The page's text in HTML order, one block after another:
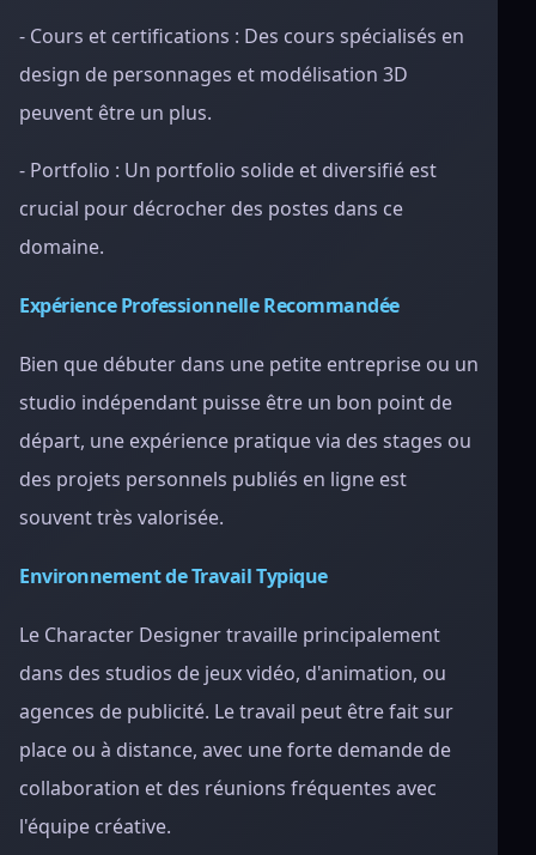
- Cours et certifications : Des cours spécialisés en
design de personnages et modélisation 3D
peuvent être un plus.
- Portfolio : Un portfolio solide et diversifié est
crucial pour décrocher des postes dans ce
domaine.
Expérience Professionnelle Recommandée
Bien que débuter dans une petite entreprise ou un
studio indépendant puisse être un bon point de
départ, une expérience pratique via des stages ou
des projets personnels publiés en ligne est
souvent très valorisée.
Environnement de Travail Typique
Le Character Designer travaille principalement
dans des studios de jeux vidéo, d'animation, ou
agences de publicité. Le travail peut être fait sur
place ou à distance, avec une forte demande de
collaboration et des réunions fréquentes avec
l'équipe créative.